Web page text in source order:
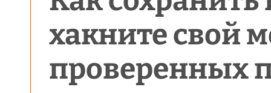
хакните свой
проверенных